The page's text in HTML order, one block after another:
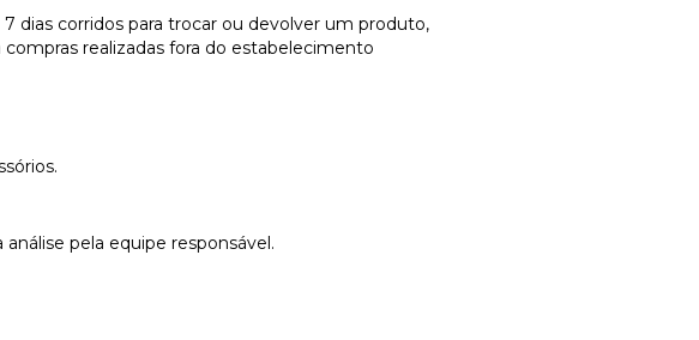
dias corridos para trocar ou devolver um produto,
realizadas fora do estabelecimento
pela equipe responsável.